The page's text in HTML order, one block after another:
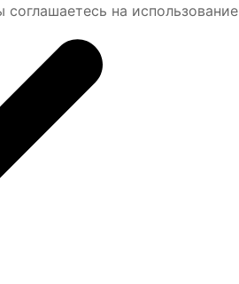
на использование